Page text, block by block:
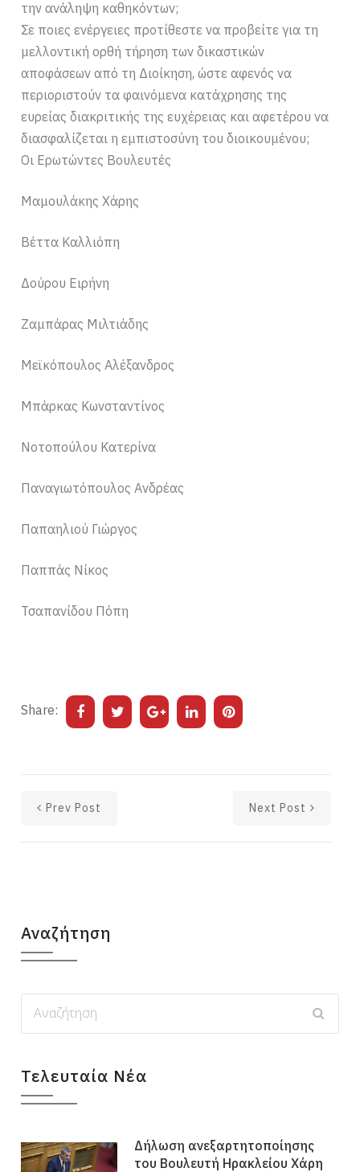
την ανάληψη καθηκόντων;
Σε ποιες ενέργειες προτίθεστε να προβείτε για τη
μελλοντική ορθή τήρηση των δικαστικών
αποφάσεων από τη Διοίκηση, ώστε αφενός να
περιοριστούν τα φαινόμενα κατάχρησης της
ευρείας διακριτικής της ευχέρειας και αφετέρου να
διασφαλίζεται η εμπιστοσύνη του διοικουμένου;
Οι Ερωτώντες Βουλευτές
Μαμουλάκης Χάρης
Βέττα Καλλιόπη
Δούρου Ειρήνη
Ζαμπάρας Μιλτιάδης
Μεϊκόπουλος Αλέξανδρος
Μπάρκας Κωνσταντίνος
Νοτοπούλου Κατερίνα
Παναγιωτόπουλος Ανδρέας
Παπαηλιού Γιώργος
Παππάς Νίκος
Τσαπανίδου Πόπη
Share:
Prev Post Next Post
Αναζήτηση
Τελευταία Νέα
Δήλωση ανεξαρτητοποίησης
του Βουλευτή Ηρακλείου Χάρη